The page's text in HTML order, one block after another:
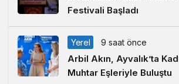
Festivali Başladı
Yerel 9 saat önce
Arbil Akın, Ayvalık’ta
Muhtar Eşleriyle Buluştu